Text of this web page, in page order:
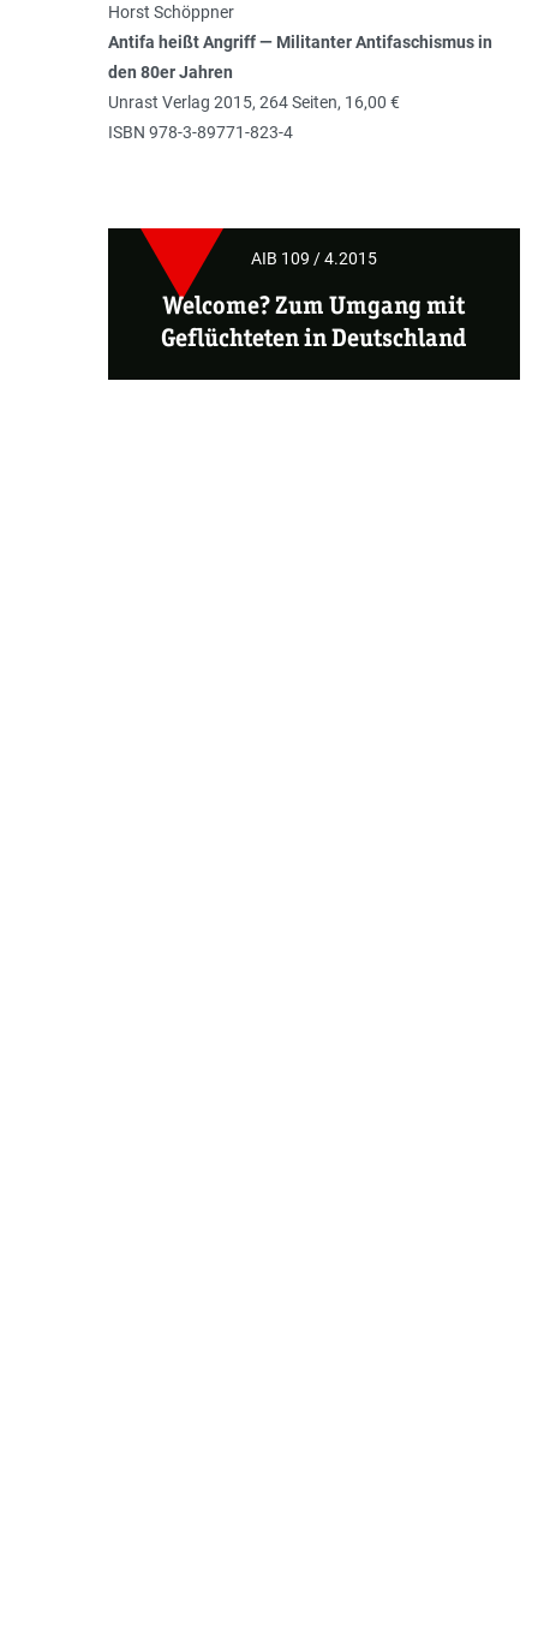
Horst Schöppner
Antifa heißt Angriff — Militanter Antifaschismus in
den 80er Jahren
Unrast Verlag 2015, 264 Seiten, 16,00 €
ISBN 978-3-89771-823-4
AIB 109 / 4.2015
Welcome? Zum Umgang mit
Geflüchteten in Deutschland